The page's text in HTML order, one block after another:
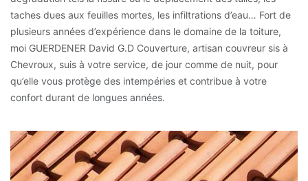
taches dues aux feuilles mortes, les infiltrations d’eau… Fort de
plusieurs années d’expérience dans le domaine de la toiture,
moi GUERDENER David G.D Couverture, artisan couvreur sis à
Chevroux, suis à votre service, de jour comme de nuit, pour
qu’elle vous protège des intempéries et contribue à votre
confort durant de longues années.